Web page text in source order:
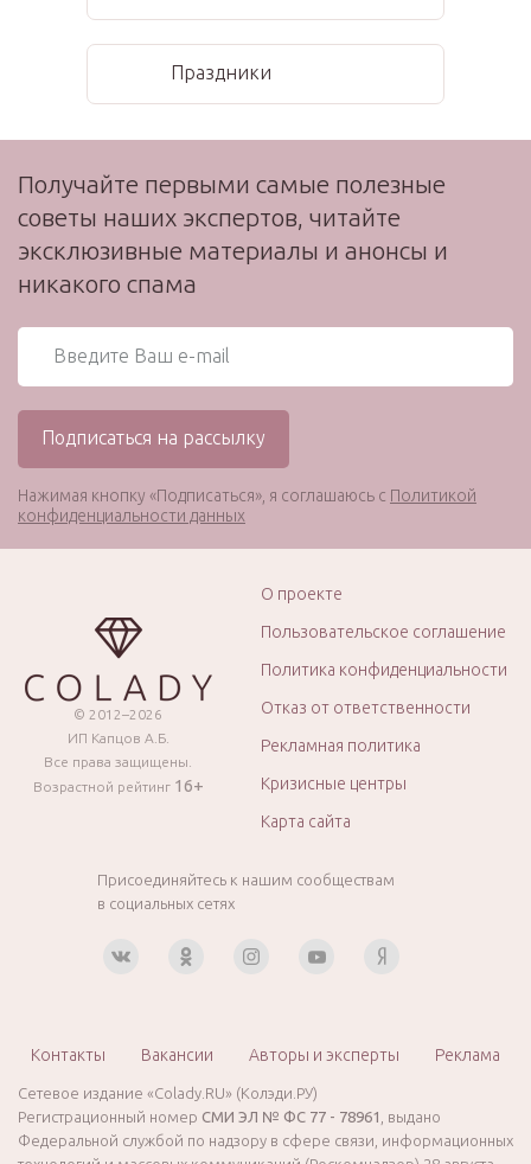
Праздники
Получайте первыми самые полезные
советы наших экспертов, читайте
эксклюзивные материалы и анонсы и
никакого спама
Нажимая кнопку «Подписаться», я соглашаюсь с Политикой
конфиденциальности данных
© 2012–2026
ИП Капцов А.Б.
Все права защищены.
Возрастной рейтинг 16+
О проекте
Пользовательское соглашение
Политика конфиденциальности
Отказ от ответственности
Рекламная политика
Кризисные центры
Карта сайта
Присоединяйтесь к нашим сообществам
в социальных сетях
Контакты Вакансии Авторы и эксперты Реклама
Сетевое издание «Colady.RU» (Колэди.РУ)
Регистрационный номер СМИ ЭЛ № ФС 77 - 78961
, выдано
Федеральной службой по надзору в сфере связи, информационных